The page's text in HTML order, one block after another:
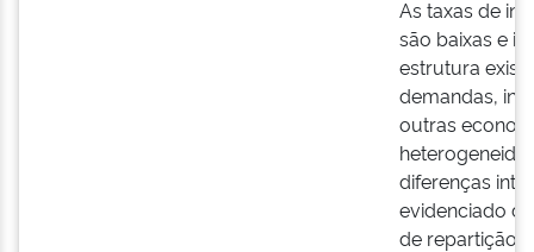
As taxas de
são baixas e
estrutura
demandas,
outras
diferenças
evidenciado
de repartição